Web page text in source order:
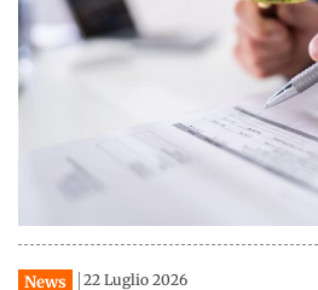
News 22 Luglio 2026